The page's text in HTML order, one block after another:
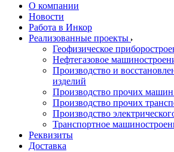
О компании
Новости
Работа в Инкор
Реализованные проекты
Геофизическое
Нефтегазовое
Производство и
изделий
Производство прочих
Производство прочих
Производство
Транспортное
Реквизиты
Доставка